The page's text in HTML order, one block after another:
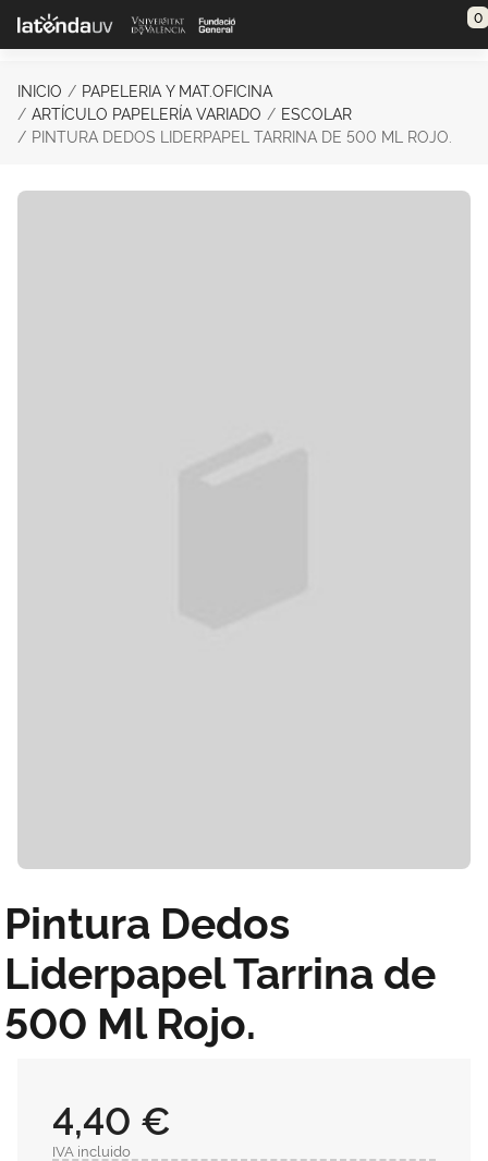
Saltar al contenido principal 0
INICIO
PAPELERIA Y MAT.OFICINA
ARTÍCULO PAPELERÍA VARIADO
ESCOLAR
PINTURA DEDOS LIDERPAPEL TARRINA DE 500 ML ROJO.
Pintura Dedos
Liderpapel Tarrina de
500 Ml Rojo.
4,40 €
IVA incluido